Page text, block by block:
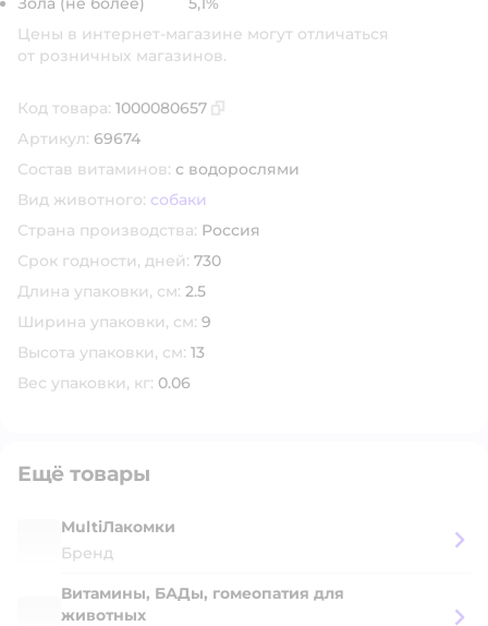
Цены в интернет-магазине могут отличаться
от розничных магазинов.
Код товара: 1000080657
Артикул: 69674
Состав витаминов: с водорослями
Вид животного: собаки
Страна производства: Россия
Срок годности, дней: 730
Длина упаковки, см: 2.5
Ширина упаковки, см: 9
Высота упаковки, см: 13
Вес упаковки, кг: 0.06
Ещё товары
MultiЛакомки
Бренд
Витамины, БАДы, гомеопатия для
животных